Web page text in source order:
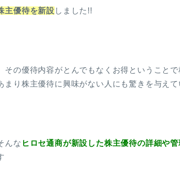
主優待を新設 しました!!
その優待内容がとんでもなくお得ということ
まり株主優待に興味がない人にも驚きを与え
んな ヒロセ通商が新設した株主優待の詳細や